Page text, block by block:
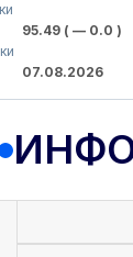
95.49( — 0.0 )
07.08.2026